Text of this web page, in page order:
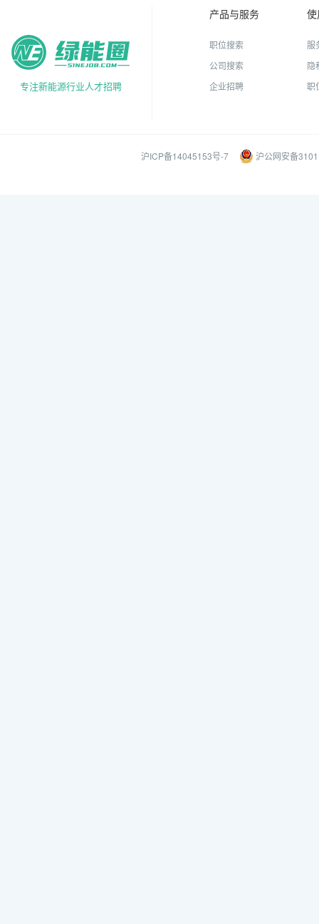
专注新能源行业人才招聘
产品与服务
职位搜索
公司搜索
企业招聘
服
隐
职
沪ICP备14045153号-7 沪公网安备